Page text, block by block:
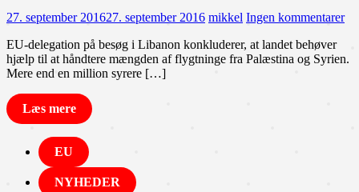
27. september 201627. september 2016 mikkel Ingen kommentarer
EU-delegation på besøg i Libanon konkluderer, at landet behøver
hjælp til at håndtere mængden af flygtninge fra Palæstina og Syrien.
Mere end en million syrere […]
Læs mere
EU
NYHEDER